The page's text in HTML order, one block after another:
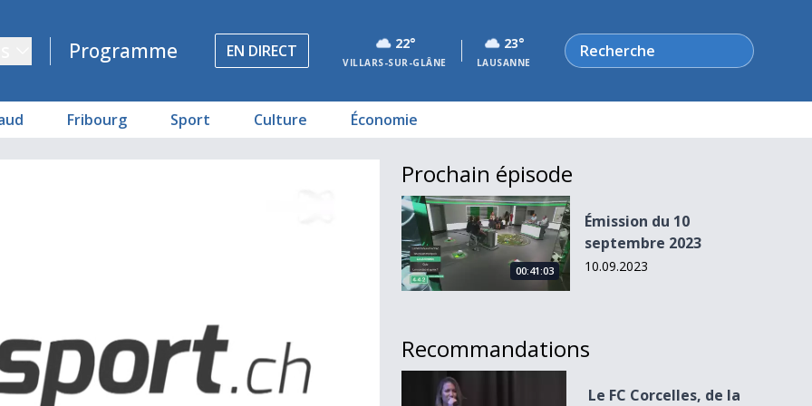
Programme EN DIRECT 22°
VILLARS-SUR-GLÂNE
23°
LAUSANNE
Rechercher
Fribourg Sport Culture Économie
Prochain épisode
Émission du 10 septembre 2023
00:41:03
Émission du 10
septembre 2023
10.09.2023
Recommandations
Le FC Corcelles, de la pelouse aux planches
Le FC Corcelles, de la